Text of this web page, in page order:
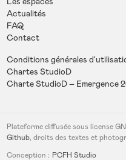
Actualités
FAQ
Contact
Conditions générales
Chartes StudioD
Charte StudioD – Emergence
Plateforme diffusée sous license
Github, droits des textes et
Conception : PCFH Studio